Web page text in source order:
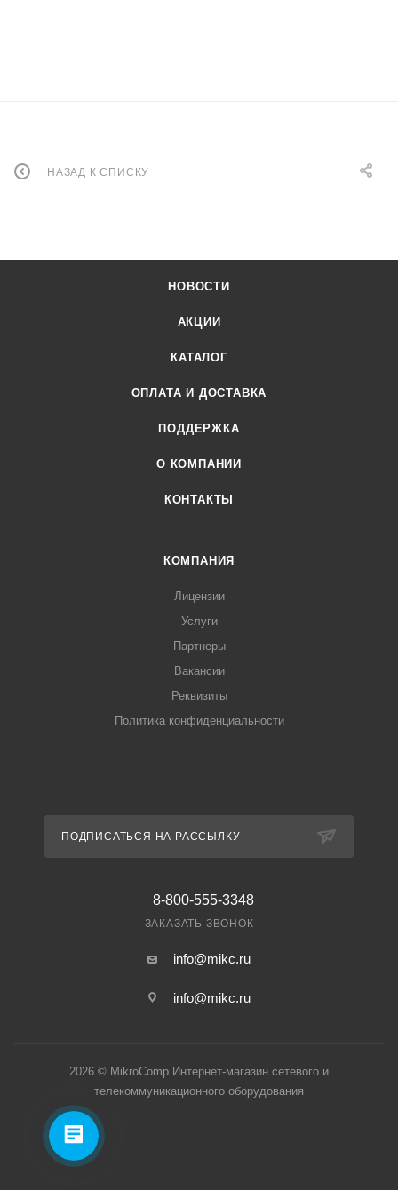
НАЗАД К СПИСКУ
НОВОСТИ
АКЦИИ
КАТАЛОГ
ОПЛАТА И ДОСТАВКА
ПОДДЕРЖКА
О КОМПАНИИ
КОНТАКТЫ
КОМПАНИЯ
Лицензии
Услуги
Партнеры
Вакансии
Реквизиты
Политика конфиденциальности
ПОДПИСАТЬСЯ НА РАССЫЛКУ
8-800-555-3348
ЗАКАЗАТЬ ЗВОНОК
info@mikc.ru
info@mikc.ru
2026 © MikroComp Интернет-магазин сетевого и
телекоммуникационного оборудования